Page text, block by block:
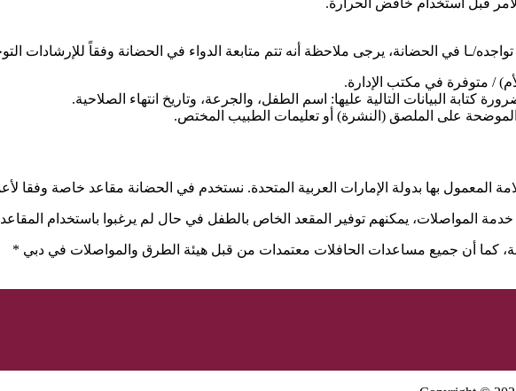
قبل استخدام خافض الحرارة.
ـا في الحضانة، يرجى ملاحظة أنه تتم متابعة الدواء في الحضانة وفقاً للإرشادات
/ متوفرة في مكتب الإدارة.
كتابة البيانات التالية عليها: اسم الطفل، والجرعة، وتاريخ انتهاء الصلاحية.
الموضحة على الملصق (النشرة) أو تعليمات الطبيب المختص.
المعمول بها بدولة الإمارات العربية المتحدة. نستخدم في الحضانة مقاعد خاصة وفقا
المواصلات، يمكنهم توفير المقعد الخاص بالطفل في حال لم يرغبوا باستخدام
كما أن جميع مساعدات الحافلات معتمدات من قبل هيئة الطرق والمواصلات في دبي *